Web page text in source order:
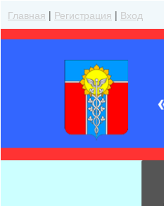
Главная | Регистрация | Вход